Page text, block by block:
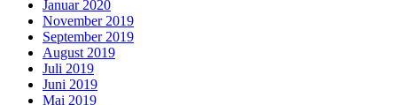
Januar 2020
November 2019
September 2019
August 2019
Juli 2019
Juni 2019
Mai 2019